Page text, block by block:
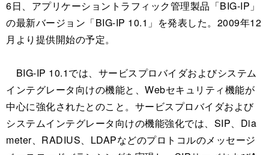
6日、アプリケーショントラフィック管理製品「BIG-IP」
の最新バージョン「BIG-IP 10.1」を発表した。2009年12
月より提供開始の予定。
BIG-IP 10.1では、サービスプロバイダおよびシステム
インテグレータ向けの機能と、Webセキュリティ機能が
中心に強化されたとのこと。サービスプロバイダおよび
システムインテグレータ向けの機能強化では、SIP、Dia
meter、RADIUS、LDAPなどのプロトコルのメッセージ